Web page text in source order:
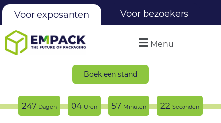
Voor exposanten Voor bezoekers
Menu
Boek een stand
247 Dagen 04 Uren 57 Minuten 22 Seconden